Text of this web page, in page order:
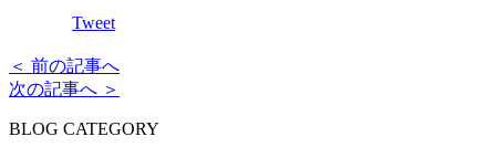
Tweet
＜ 前の記事へ
次の記事へ ＞
BLOG CATEGORY